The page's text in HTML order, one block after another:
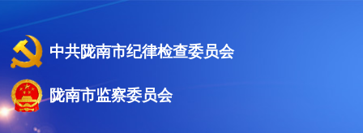
中共陇南市纪律检查委员会
陇南市监察委员会